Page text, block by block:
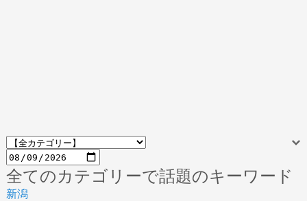
全てのカテゴリーで話題のキーワード
新潟